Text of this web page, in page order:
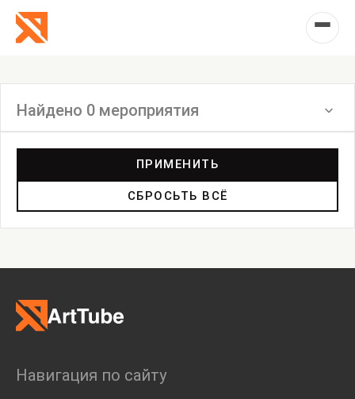
Найдено 0 мероприятия
Дискуссия
Пост-релиз
Пресс-конференция
Ярмарка
ПРИМЕНИТЬ
СБРОСЬТЬ ВСЁ
Навигация по сайту